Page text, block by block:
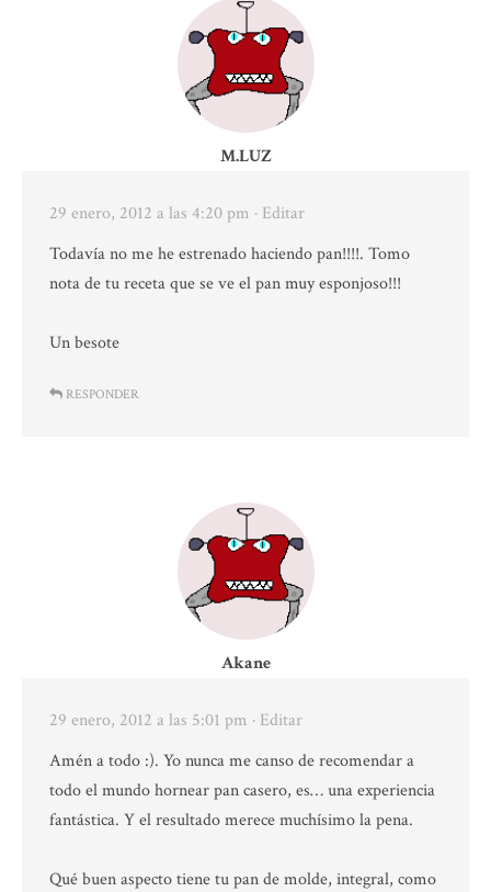
M.LUZ
29 enero, 2012 a las 4:20 pm · Editar
Todavía no me he estrenado haciendo pan!!!!. Tomo
nota de tu receta que se ve el pan muy esponjoso!!!
Un besote
RESPONDER
Akane
29 enero, 2012 a las 5:01 pm · Editar
Amén a todo :). Yo nunca me canso de recomendar a
todo el mundo hornear pan casero, es… una experiencia
fantástica. Y el resultado merece muchísimo la pena.
Qué buen aspecto tiene tu pan de molde, integral, como